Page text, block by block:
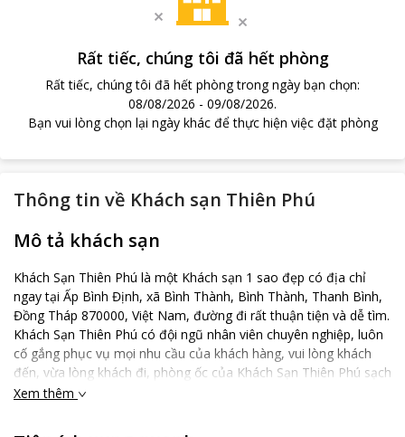
Rất tiếc, chúng tôi đã hết phòng
Rất tiếc, chúng tôi đã hết phòng trong ngày bạn chọn:
08/08/2026 - 09/08/2026.
Bạn vui lòng chọn lại ngày khác để thực hiện việc đặt phòng
Thông tin về Khách sạn Thiên Phú
Mô tả khách sạn
Khách Sạn Thiên Phú là một Khách sạn 1 sao đẹp có địa chỉ
ngay tại Ấp Bình Định, xã Bình Thành, Bình Thành, Thanh Bình,
Đồng Tháp 870000, Việt Nam, đường đi rất thuận tiện và dễ tìm.
Khách Sạn Thiên Phú có đội ngũ nhân viên chuyên nghiệp, luôn
cố gắng phục vụ mọi nhu cầu của khách hàng, vui lòng khách
đến, vừa lòng khách đi, phòng ốc của Khách Sạn Thiên Phú sạch
đẹp, đầy đủ tiện ích trong phòng, có đầy đủ nóng lạnh, internet.
Xem thêm